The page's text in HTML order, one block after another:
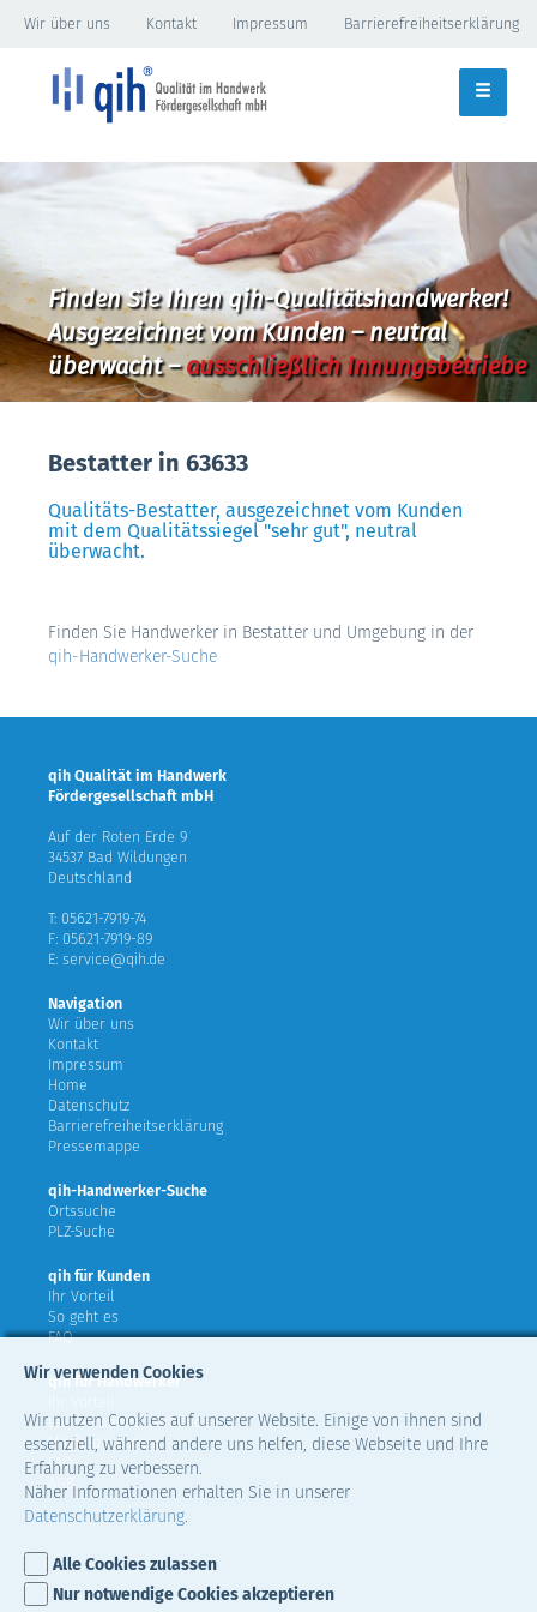
Wir verwenden Cookies
Wir nutzen Cookies auf unserer Website. Einige von ihnen sind
essenziell, während andere uns helfen, diese Webseite und Ihre
Erfahrung zu verbessern.
Näher Informationen erhalten Sie in unserer
Datenschutzerklärung.
Alle Cookies zulassen
Nur notwendige Cookies akzeptieren
Wir über uns Kontakt Impressum Barrierefreiheitserklärung
Finden Sie Ihren qih-Qualitätshandwerker!
Ausgezeichnet vom Kunden – neutral
überwacht –ausschließlich Innungsbetriebe
Bestatter in 63633
Qualitäts-Bestatter, ausgezeichnet vom Kunden
mit dem Qualitätssiegel "sehr gut", neutral
überwacht.
Finden Sie Handwerker in Bestatter und Umgebung in der
qih-Handwerker-Suche
qih Qualität im Handwerk
Fördergesellschaft mbH
Auf der Roten Erde 9
34537 Bad Wildungen
Deutschland
T: 05621-7919-74
F: 05621-7919-89
E: service@qih.de
Navigation
Wir über uns
Kontakt
Impressum
Home
Datenschutz
Barrierefreiheitserklärung
Pressemappe
qih-Handwerker-Suche
Ortssuche
PLZ-Suche
qih für Kunden
Ihr Vorteil
So geht es
FAQ
qih für Handwerker
teilnehmende Verbände
Mitglied werden
FAQ
AGB